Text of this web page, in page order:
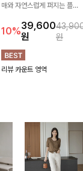
매와 자연스럽게 퍼지는 플레
를 완성해주는 블라우스 🤍 체
형을 자연스럽게 커버해주며
걸을 때마다 살랑이는 핏으로
데일리룩부터 데이트룩까지 화
사하게 즐기기 좋은 아이템이
10%39,600
원
원
리뷰 카운트 영역